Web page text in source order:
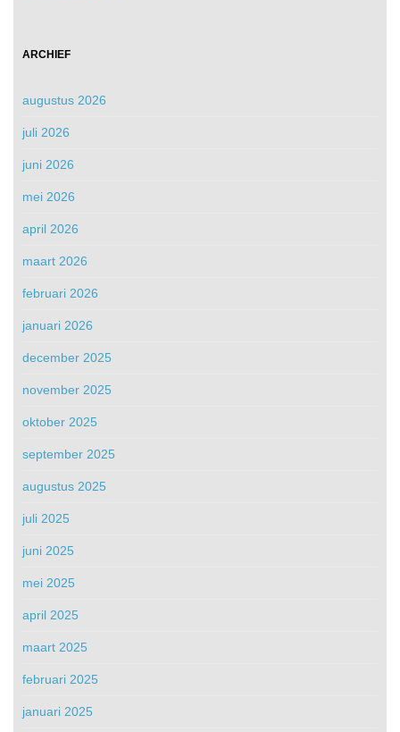
ARCHIEF
augustus 2026
juli 2026
juni 2026
mei 2026
april 2026
maart 2026
februari 2026
januari 2026
december 2025
november 2025
oktober 2025
september 2025
augustus 2025
juli 2025
juni 2025
mei 2025
april 2025
maart 2025
februari 2025
januari 2025